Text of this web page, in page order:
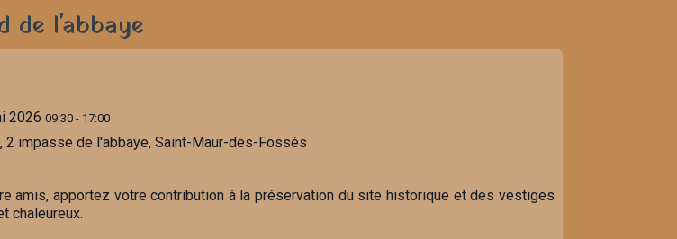
de l'abbaye
2026 09:30- 17:00
2 impasse de l'abbaye, Saint-Maur-des-Fossés
amis, apportez votre contribution à la préservation du site historique et des vestiges
chaleureux.